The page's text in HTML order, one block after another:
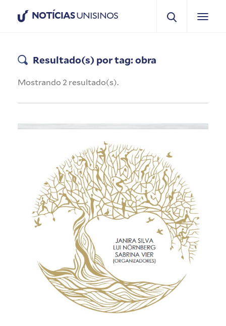
NOTÍCIASUNISINOS
Resultado(s) por tag: obra
Mostrando 2 resultado(s).